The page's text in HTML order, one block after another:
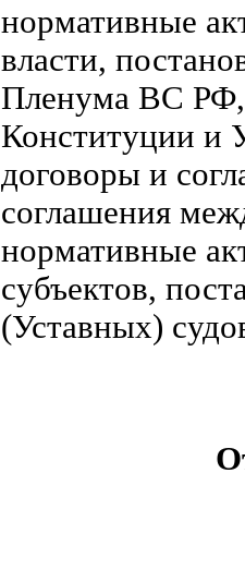
нормативные
власти,
Пленума ВС
Конституции и
договоры и
соглашения
нормативные
субъектов,
(Уставных)